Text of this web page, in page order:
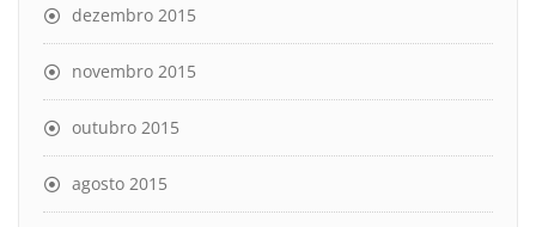
dezembro 2015
novembro 2015
outubro 2015
agosto 2015